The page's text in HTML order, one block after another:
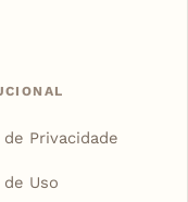
Privacidade
Uso